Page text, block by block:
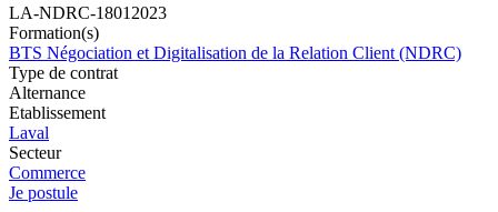
LA-NDRC-18012023
Formation(s)
BTS Négociation et Digitalisation de la Relation Client (NDRC)
Type de contrat
Alternance
Etablissement
Laval
Secteur
Commerce
Je postule